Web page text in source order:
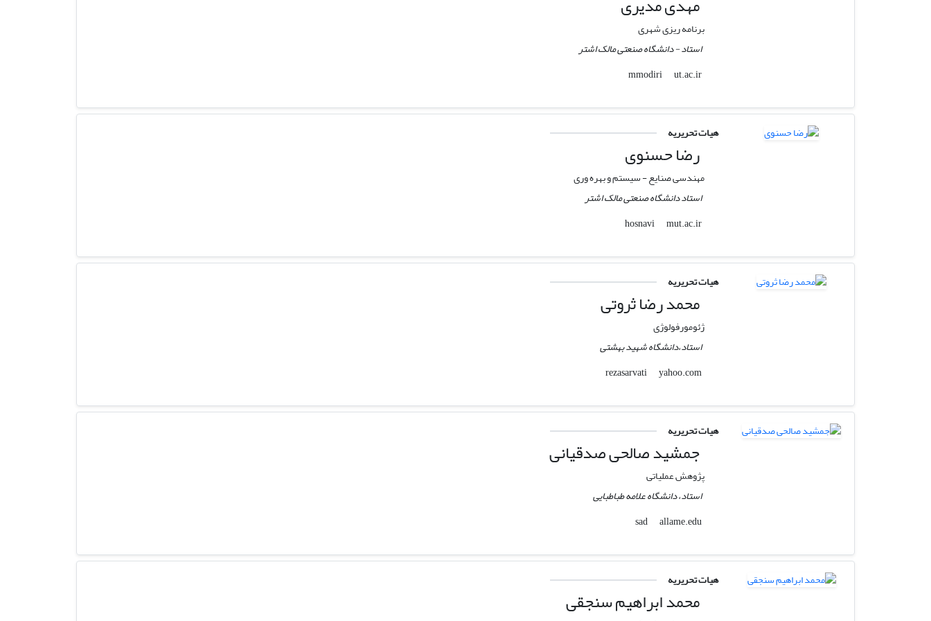
برنامه ریزی شهری
استاد - دانشگاه صنعتی مالک اشتر
ut.ac.ir
هیات تحریریه
رضا حسنوی
مهندسی صنایع - سیستم و بهره وری
استاد دانشگاه صنعتی مالک اشتر
mut.ac.ir
هیات تحریریه
محمد رضا ثروتی
ژئومورفولوژی
استاد،دانشگاه شهید بهشتی
yahoo.com
هیات تحریریه
جمشید صالحی صدقیانی
پژوهش عملیاتی
استاد، دانشگاه علامه طباطبایی
allame.edu
هیات تحریریه
محمد ابراهیم سنجقی